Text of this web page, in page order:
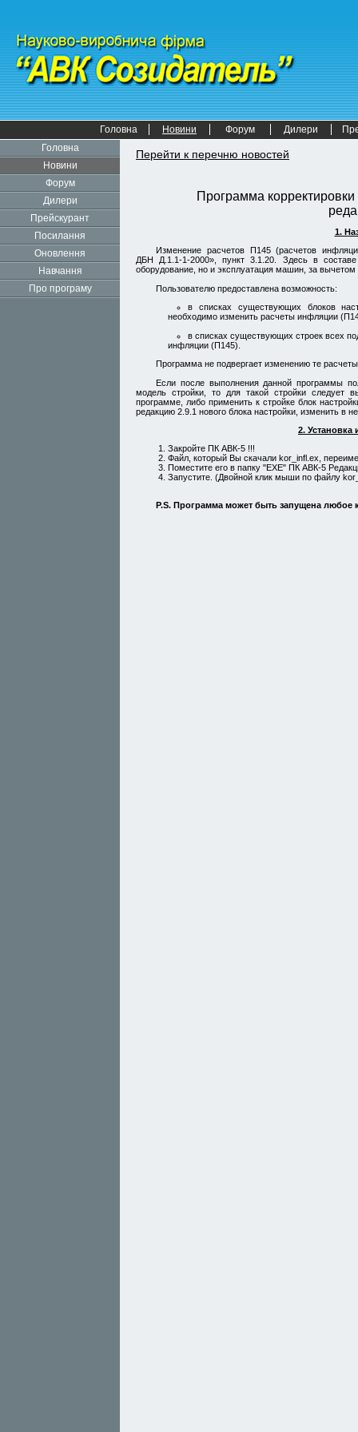
Головна Новини Форум Дилери
Головна
Новини
Форум
Дилери
Прейскурант
Посилання
Оновлення
Навчання
Про програму
Перейти к перечню новостей
Программа
1.
Изменение расчетов П145 (расчетов
ДБН Д.1.1-1-2000»,
пункт 3.1.20.
Здесь в составе
оборудование, но и эксплуатация машин, за
Пользователю предоставлена возможность:
в списках существующих блоков
необходимо изменить расчеты инфляции
в списках существующих строек всех
инфляции (П145).
Программа не подвергает изменению те
Если после выполнения данной программы
модель стройки, то для такой стройки следует
программе, либо применить к стройке блок
редакцию 2.9.1 нового блока настройки, изменить
2.
Закройте ПК АВК-5 !!!
Файл, который Вы скачали kor_infl.ex,
Поместите его в папку "EXE" ПК АВК-5
Запустите. (Двойной клик мыши по файлу
P.S. Программа может быть запущена любое